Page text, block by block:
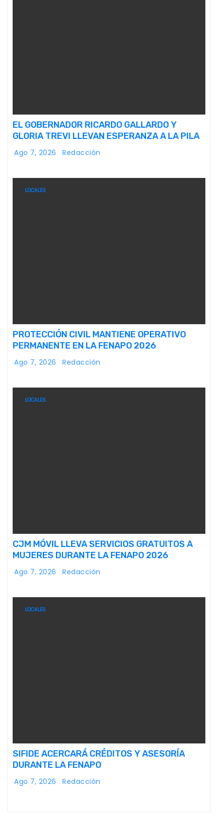
EL GOBERNADOR RICARDO GALLARDO Y
GLORIA TREVI LLEVAN ESPERANZA A LA PILA
Ago 7, 2026 Redacción
LOCALES
PROTECCIÓN CIVIL MANTIENE OPERATIVO
PERMANENTE EN LA FENAPO 2026
Ago 7, 2026 Redacción
LOCALES
CJM MÓVIL LLEVA SERVICIOS GRATUITOS A
MUJERES DURANTE LA FENAPO 2026
Ago 7, 2026 Redacción
LOCALES
SIFIDE ACERCARÁ CRÉDITOS Y ASESORÍA
DURANTE LA FENAPO
Ago 7, 2026 Redacción